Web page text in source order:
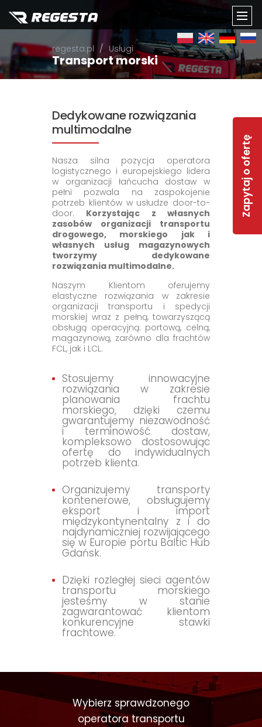
Zapytaj o ofertę
regesta.pl Usługi
Transport morski
Dedykowane rozwiązania
multimodalne
Nasza silna pozycja operatora
logistycznego i europejskiego lidera
w organizacji łańcucha dostaw w
pełni pozwala na zaspokojenie
potrzeb klientów w usłudze door-to-
door. Korzystając z własnych
zasobów organizacji transportu
drogowego, morskiego jak i
własnych usług magazynowych
tworzymy dedykowane
rozwiązania multimodalne.
Naszym Klientom oferujemy
elastyczne rozwiązania w zakresie
organizacji transportu i spedycji
morskiej wraz z pełną, towarzyszącą
obsługą operacyjną: portową, celną,
magazynową, zarówno dla frachtów
FCL, jak i LCL.
Stosujemy innowacyjne
rozwiązania w zakresie
planowania frachtu
morskiego, dzięki czemu
gwarantujemy niezawodność
i terminowość dostaw,
kompleksowo dostosowując
ofertę do indywidualnych
potrzeb klienta.
Organizujemy transporty
kontenerowe, obsługujemy
eksport i import
międzykontynentalny z i do
najdynamiczniej rozwijającego
się w Europie portu Baltic Hub
Gdańsk.
Dzięki rozległej sieci agentów
transportu morskiego
jesteśmy w stanie
zagwarantować klientom
konkurencyjne stawki
frachtowe.
Wybierz sprawdzonego
operatora transportu